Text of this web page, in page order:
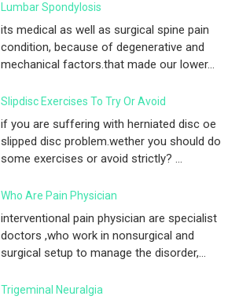
Lumbar Spondylosis
its medical as well as surgical spine pain
condition, because of degenerative and
mechanical factors.that made our lower...
Slipdisc Exercises To Try Or Avoid
if you are suffering with herniated disc oe
slipped disc problem.wether you should do
some exercises or avoid strictly? ...
Who Are Pain Physician
interventional pain physician are specialist
doctors ,who work in nonsurgical and
surgical setup to manage the disorder,...
Trigeminal Neuralgia